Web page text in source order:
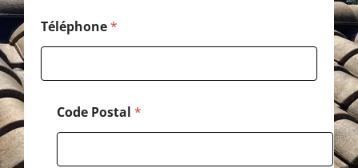
Téléphone*
Code Postal *